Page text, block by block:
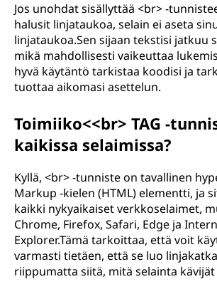
Jos unohdat sisällyttää <br> -
halusit linjataukoa, selain ei aseta
linjataukoa.Sen sijaan tekstisi jatkuu
mikä mahdollisesti vaikeuttaa
hyvä käytäntö tarkistaa koodisi ja
tuottaa aikomasi asettelun.
Toimiiko<<br> TAG -
kaikissa selaimissa?
Kyllä, <br> -tunniste on tavallinen
Markup -kielen (HTML) elementti, ja
kaikki nykyaikaiset verkkoselaimet,
Chrome, Firefox, Safari, Edge ja
Explorer.Tämä tarkoittaa, että voit
varmasti tietäen, että se luo
riippumatta siitä, mitä selainta